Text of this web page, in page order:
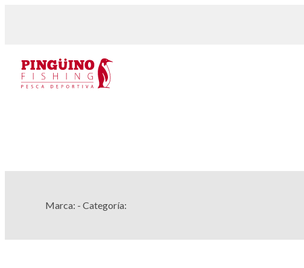
Marca: - Categoría: